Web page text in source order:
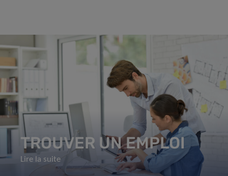
TROUVER UN EMPLOI
Lire la suite